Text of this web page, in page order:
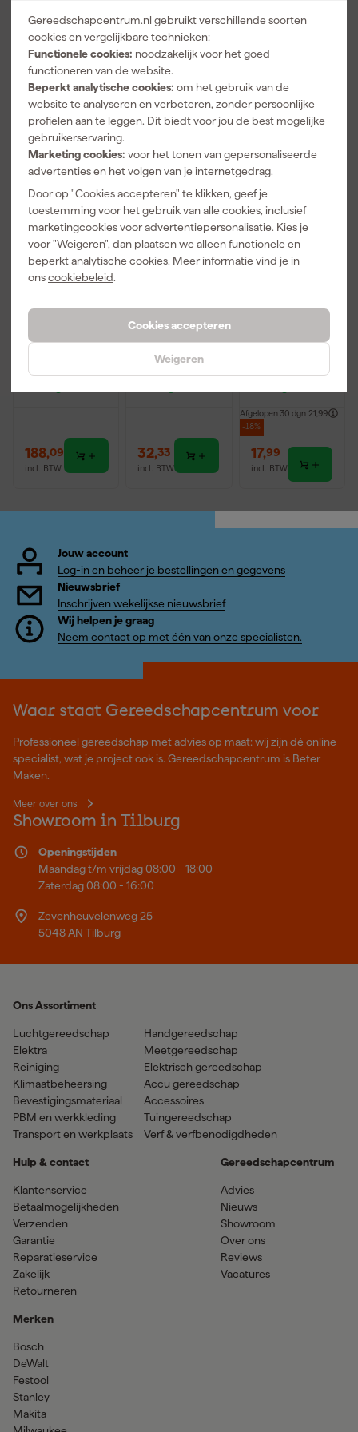
Gereedschapcentrum.nl gebruikt verschillende soorten
cookies en vergelijkbare technieken:
Functionele cookies: noodzakelijk voor het goed
functioneren van de website.
Beperkt analytische cookies: om het gebruik van de
website te analyseren en verbeteren, zonder persoonlijke
profielen aan te leggen. Dit biedt voor jou de best mogelijke
gebruikerservaring.
Marketing cookies: voor het tonen van gepersonaliseerde
advertenties en het volgen van je internetgedrag.
Door op "Cookies accepteren" te klikken, geef je
toestemming voor het gebruik van alle cookies, inclusief
marketingcookies voor advertentiepersonalisatie. Kies je
voor "Weigeren", dan plaatsen we alleen functionele en
beperkt analytische cookies. Meer informatie vind je in
onscookiebeleid.
Cookies accepteren
Weigeren
Morgen
bezorgd
132,64
incl. BTW
100 x 150mm -
769Lm
Morgen
bezorgd
Adviesprijs 269,00
224,39
incl. BTW
LED in tas -
769Lm
Morgen
270,79
incl. BTW
Gehoorbesch
Morgen
188,09
incl. BTW
Festool
500119 UVEX
Veiligheidsbril
Morgen
32,33
incl. BTW
Top deal
Tylon
5m / 8m
Afgelopen 30 dgn 21,99
-18%
17,99
incl. BTW
Jouw account
Log-in en beheer je bestellingen en gegevens
Nieuwsbrief
Inschrijven wekelijkse nieuwsbrief
Wij helpen je graag
Neem contact op met één van onze specialisten.
Waar staat Gereedschapcentrum voor
Professioneel gereedschap met advies op maat: wij zijn dé online
specialist, wat je project ook is. Gereedschapcentrum is Beter
Maken.
Meer over ons
Showroom in Tilburg
Openingstijden
Maandag t/m vrijdag 08:00 - 18:00
Zaterdag 08:00 - 16:00
Zevenheuvelenweg 25
5048 AN Tilburg
Ons Assortiment
Luchtgereedschap
Elektra
Reiniging
Klimaatbeheersing
Bevestigingsmateriaal
PBM en werkkleding
Transport en werkplaats
Handgereedschap
Meetgereedschap
Elektrisch gereedschap
Accu gereedschap
Accessoires
Tuingereedschap
Verf & verfbenodigdheden
Hulp & contact
Klantenservice
Betaalmogelijkheden
Verzenden
Garantie
Reparatieservice
Zakelijk
Retourneren
Merken
Bosch
DeWalt
Festool
Stanley
Makita
Gereedschapcentrum
Advies
Nieuws
Showroom
Over ons
Reviews
Vacatures